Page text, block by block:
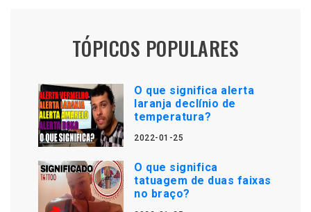
TÓPICOS POPULARES
O que significa alerta
laranja declínio de
temperatura?
2022-01-25
O que significa
tatuagem de duas faixas
no braço?